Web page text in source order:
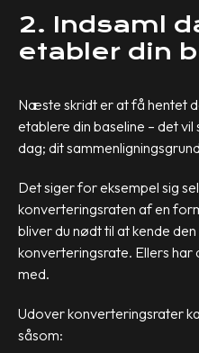
2. Indsaml
etabler din
Næste skridt er at få hentet
etablere din baseline – det
dag; dit
Det siger for eksempel sig
konverteringsraten af en
bliver du nødt til at kende
konverteringsrate. Ellers har
med.
Udover konverteringsrater
såsom: